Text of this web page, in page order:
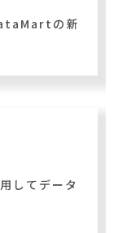
の新
してデータ